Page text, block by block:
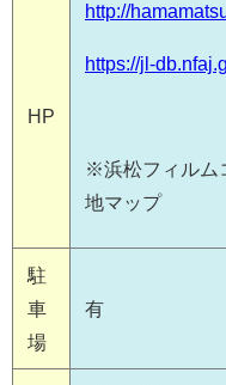
HP
http://
https://jl-
※浜松フィルム
地マップ
駐
車
場
有